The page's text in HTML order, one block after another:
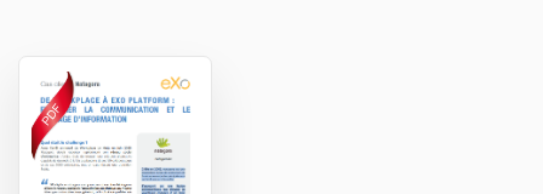
Produit